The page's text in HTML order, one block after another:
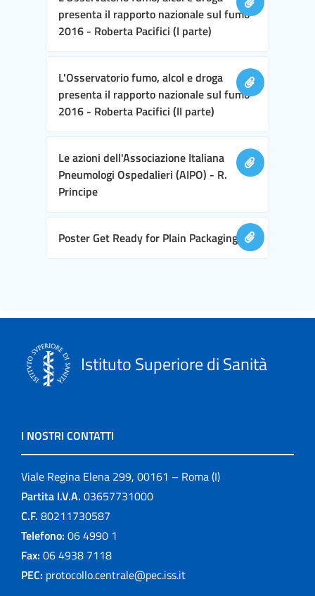
presenta il rapporto nazionale sul fumo
2016 - Roberta Pacifici (I parte)
L'Osservatorio fumo, alcol e droga
presenta il rapporto nazionale sul fumo
2016 - Roberta Pacifici (II parte)
Le azioni dell'Associazione Italiana
Pneumologi Ospedalieri (AIPO) - R.
Principe
Poster Get Ready for Plain Packaging
Istituto Superiore di Sanità
I NOSTRI CONTATTI
Viale Regina Elena 299, 00161 – Roma (I)
Partita I.V.A. 03657731000
C.F. 80211730587
Telefono: 06 4990 1
Fax: 06 4938 7118
PEC: protocollo.centrale@pec.iss.it